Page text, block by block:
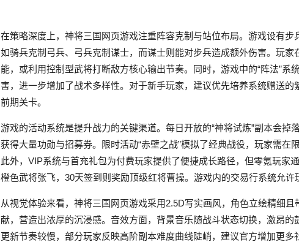
在策略深度上，神将三国网页游戏注重阵容克制与站位布局。游戏设有
如骑兵克制弓兵、弓兵克制谋士，而谋士则能对步兵造成额外伤害。玩
能，或利用控制型武将打断敌方核心输出节奏。同时，游戏中的“阵法”
害，进一步增加了战术多样性。对于新手玩家，建议优先培养系统赠送
前期关卡。
游戏的活动系统是提升战力的关键渠道。每日开放的“神将试炼”副本会掉
获得大量功勋与招募券。限时活动“赤壁之战”模拟了经典战役，玩家需在
此外，VIP系统与首充礼包为付费玩家提供了便捷成长路径，但零氪玩家
橙色武将张飞，30天签到则奖励顶级红将曹操。游戏内的交易行系统允
从视觉体验来看，神将三国网页游戏采用2.5D写实画风，角色立绘精细
献，营造出浓厚的沉浸感。音效方面，背景音乐随战斗状态切换，激昂
更新节奏较慢，部分玩家反映高阶副本难度曲线陡峭，建议官方增加更